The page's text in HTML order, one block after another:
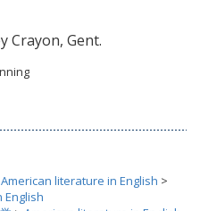
Crayon, Gent.
American literature in English >
English